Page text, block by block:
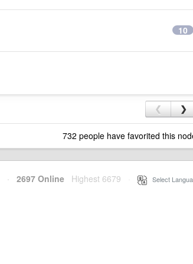
10
❮ ❯
732 people have favorited this
· 2697 Online Highest 6679 Select